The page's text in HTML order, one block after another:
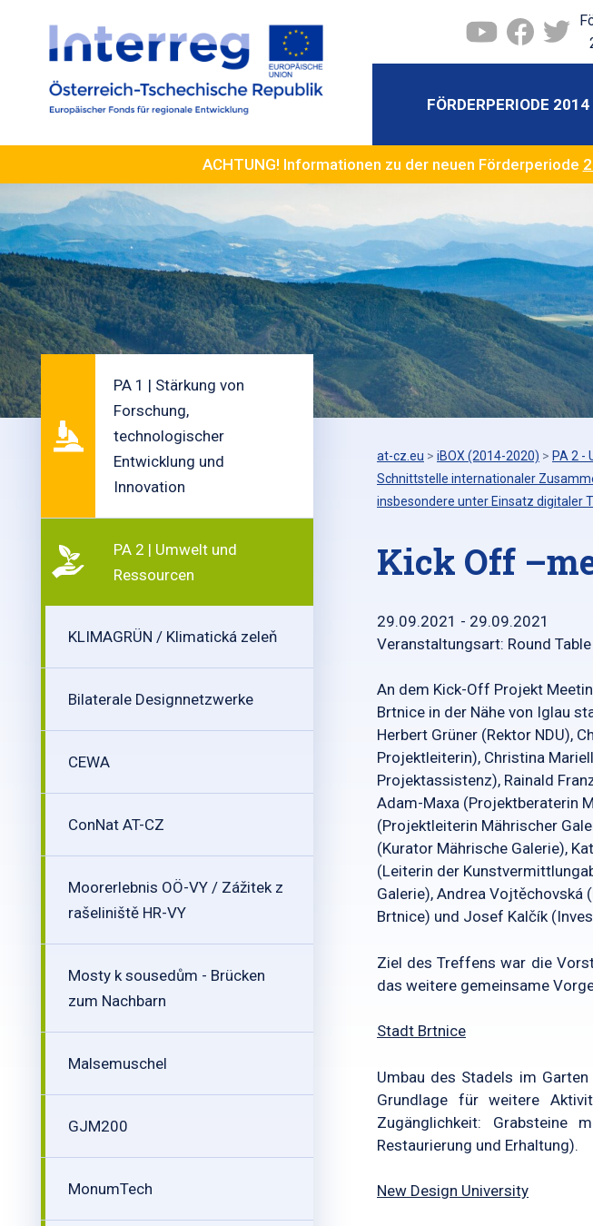
FÖRDERPERIODE
ACHTUNG! Informationen zu der neuen Förderperiode
PA 1 | Stärkung von
Forschung,
technologischer
Entwicklung und
Innovation
PA 2 | Umwelt und
Ressourcen
KLIMAGRÜN / Klimatická zeleň
Bilaterale Designnetzwerke
CEWA
ConNat AT-CZ
Moorerlebnis OÖ-VY / Zážitek z
rašeliniště HR-VY
Mosty k sousedům - Brücken
zum Nachbarn
Malsemuschel
GJM200
MonumTech
at-cz.eu > iBOX (2014-2020) > PA 2 -
Schnittstelle internationaler
insbesondere unter Einsatz digitaler
Kick Off
29.09.2021 - 29.09.2021
Veranstaltungsart: Round Table
An dem Kick-Off Projekt
Brtnice in der Nähe von Iglau
Herbert Grüner (Rektor NDU),
Projektleiterin), Christina
Projektassistenz), Rainald
Adam-Maxa (Projektberaterin
(Projektleiterin Mährischer
(Kurator Mährische Galerie),
(Leiterin der
Galerie), Andrea Vojtěchovská
Brtnice) und Josef Kalčík
Ziel des Treffens war die
das weitere gemeinsame
Stadt Brtnice
Umbau des Stadels im
Grundlage für weitere
Zugänglichkeit: Grabsteine
Restaurierung und Erhaltung).
New Design University